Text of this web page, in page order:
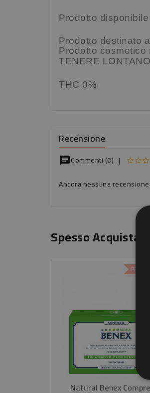
Prodotto
Prodotto destinato
Prodotto cosmetico
TENERE
THC 0%
Recensione
chatCommenti (0) |
Ancora nessuna
Spesso
Natural Benex